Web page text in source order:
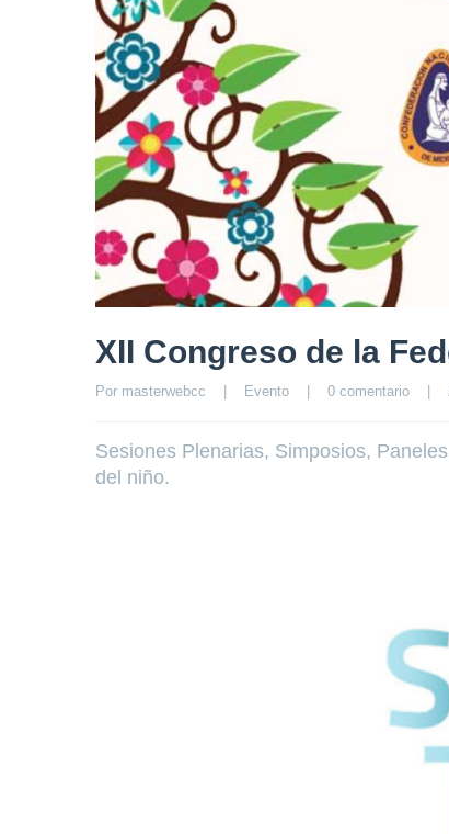
XII Congreso de la
Por masterwebcc | Evento | 0 comentario |
Sesiones Plenarias, Simposios,
del niño.